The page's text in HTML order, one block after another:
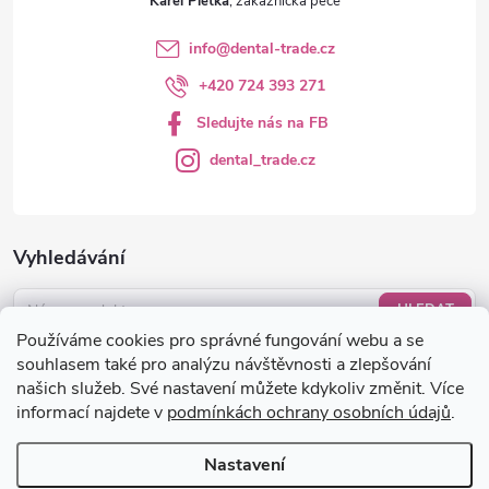
Používáme cookies pro správné fungování webu a se
souhlasem také pro analýzu návštěvnosti a zlepšování
našich služeb. Své nastavení můžete kdykoliv změnit. Více
informací najdete v podmínkách ochrany osobních údajů.
Nastavení
Vyhledávání
HLEDAT
Nákupní košík
0KS /0 KČ
info@dental-trade.cz
+420 724 393 271
Sledujte nás na FB
dental_trade.cz